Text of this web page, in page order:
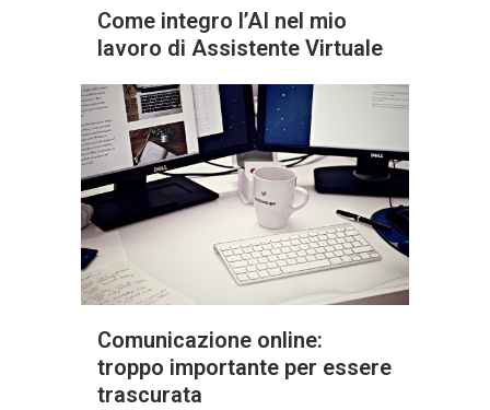
Come integro l’AI nel mio
lavoro di Assistente Virtuale
Comunicazione online:
troppo importante per essere
trascurata